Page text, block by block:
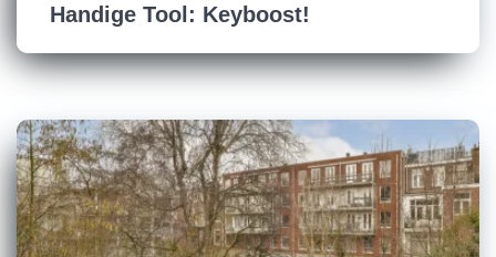
Handige Tool: Keyboost!